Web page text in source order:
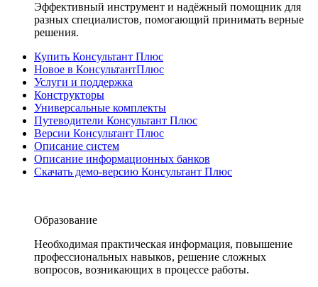
Эффективный инструмент и надёжный помощник для
разных специалистов, помогающий принимать верные
решения.
Купить Консультант Плюс
Новое в КонсультантПлюс
Услуги и поддержка
Конструкторы
Универсальные комплекты
Путеводители Консультант Плюс
Версии Консультант Плюс
Описание систем
Описание информационных банков
Скачать демо-версию Консультант Плюс
Образование
Необходимая практическая информация, повышение
профессиональных навыков, решение сложных
вопросов, возникающих в процессе работы.